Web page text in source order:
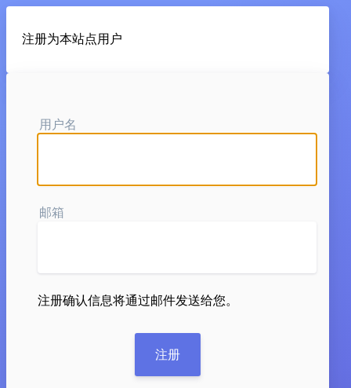
注册为本站点用户
用户名
邮箱
注册确认信息将通过邮件发送给您。